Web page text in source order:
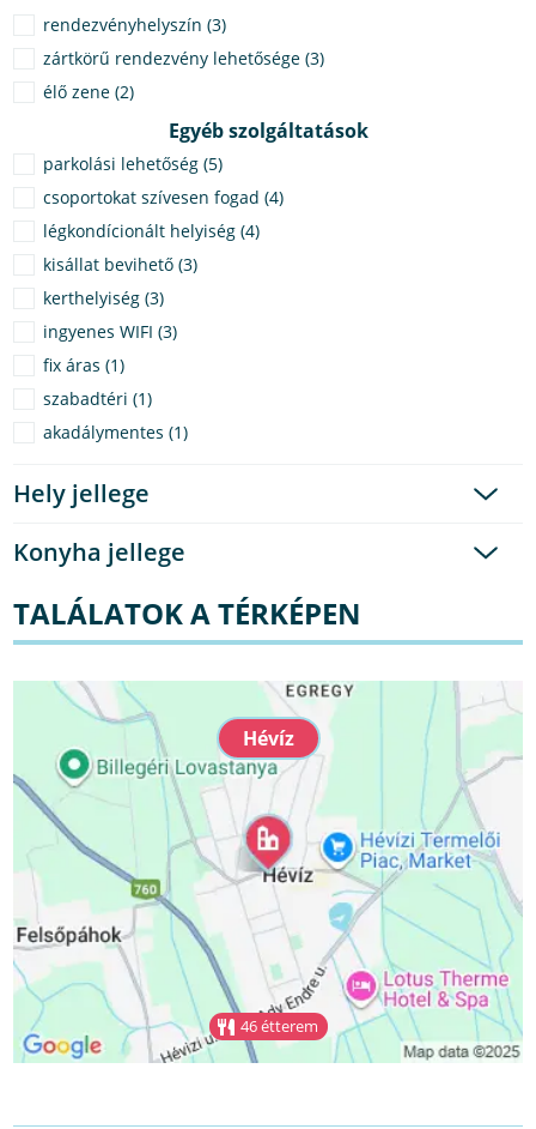
rendezvényhelyszín (3)
zártkörű rendezvény lehetősége (3)
élő zene (2)
Egyéb szolgáltatások
parkolási lehetőség (5)
csoportokat szívesen fogad (4)
légkondícionált helyiség (4)
kisállat bevihető (3)
kerthelyiség (3)
ingyenes WIFI (3)
fix áras (1)
szabadtéri (1)
akadálymentes (1)
Hely jellege
Konyha jellege
TALÁLATOK A TÉRKÉPEN
Hévíz
46 étterem